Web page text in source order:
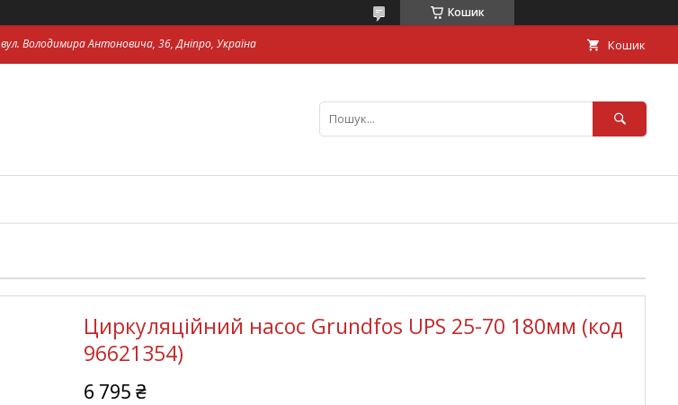
Кошик
вул. Володимира Антоновича, 36, Дніпро, Україна Кошик
Циркуляційний насос Grundfos UPS 25-70 180мм (код
96621354)
6 795 ₴